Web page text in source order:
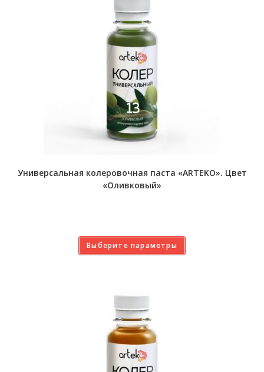
Универсальная колеровочная паста «ARTEKO». Цвет
«Оливковый»
Выберите параметры